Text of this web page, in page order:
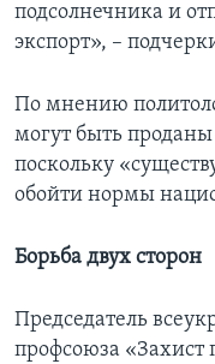
подсолнечника и
экспорт», –
По мнению
могут быть
поскольку
обойти нормы
Борьба двух сторон
Председатель
профсоюза «Захист